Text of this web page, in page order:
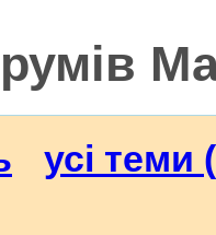
усі теми